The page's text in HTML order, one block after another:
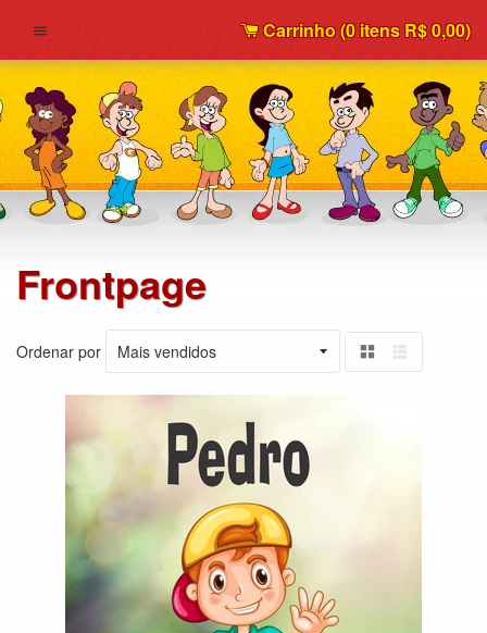
Carrinho (0itensR$ 0,00)
Frontpage
Ordenar por
GrelhaLista